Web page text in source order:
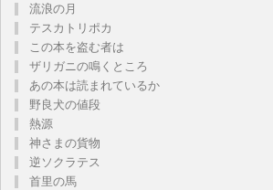
流浪の月
テスカトリポカ
この本を盗む者は
ザリガニの鳴くところ
あの本は読まれているか
野良犬の値段
熱源
神さまの貨物
逆ソクラテス
首里の馬